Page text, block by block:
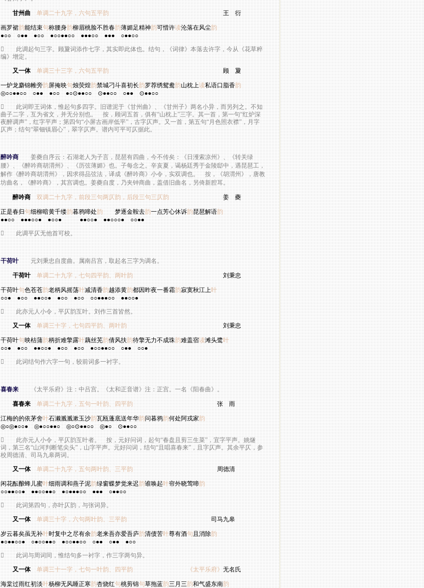
甘州曲 单调二十九字，六句五平韵王 衍
画罗裙韵能结束句称腰身韵柳眉桃脸不胜春韵薄媚足精神韵可惜许读沦落在风尘韵
●○○
○●● ●○○ ●○○●●○○ ●●●○○ ●●●
○●●○○
 此调起句三字。顾夐词添作七字，其实即此体也。结句，《词律》本落去许字，今从《花草粹
编》增定。
又一体
单调三十三字，六句五平韵顾 夐
一炉龙麝锦帷旁韵屏掩映句烛荧煌韵禁城刁斗喜初长韵罗荐绣鸳鸯韵山枕上读私语口脂香韵
◎○○●●○○
○●● ●○○ ●○⊙●●○○ ⊙●●○○ ○●●
⊙●●○○
 此词即王词体，惟起句多四字。旧谱泥于《甘州曲》、《甘州子》两名小异，而另列之。不知
曲子二字，互为省文，并无分别也。 按，顾词五首，俱有“山枕上”三字。其一首，第一句“红炉深
夜醉调声”，红字平声；第四句“小屏古画岸低平”，古字仄声。又一首，第五句“月色照衣襟”，月字
仄声；结句“翠钿镇眉心”，翠字仄声。谱内可平可仄据此。
醉吟商
姜夔自序云：石湖老人为子言，琵琶有四曲，今不传矣：《日濩索凉州》、《转关绿
腰》、《醉吟商胡渭州》、《历弦薄媚》也。子每念之。辛亥夏，谒杨廷秀于金陵邸中，遇琵琶工，
解作《醉吟商胡渭州》，因求得品弦法，译成《醉吟商》小令，实双调也。 按，《胡渭州》，唐教
坊曲名，《醉吟商》，其宫调也。姜夔自度，乃夹钟商曲，盖借旧曲名，另倚新腔耳。
醉吟商 双调二十九字，前段三句两仄韵，后段三句三仄韵姜 夔
正是春归句细柳暗黄千缕韵暮鸦啼处韵梦逐金鞍去韵一点芳心休诉韵琵琶解语韵
●●○○
●●●○○● ●○○● ●●○○● ●●○○○●
○○●●
 此调平仄无他首可校。
干荷叶 元刘秉忠自度曲。属南吕宫，取起名三字为调名。
干荷叶 单调二十九字，七句四平韵、两叶韵刘秉忠
干荷叶句色苍苍韵老柄风摇荡叶减清香韵越添黄韵都因昨夜一番霜韵寂寞秋江上叶
○○●
●○○ ●●○○● ●○○ ●○○ ○○●●●○○
●●○○●
 此亦元人小令，平仄韵互叶。刘作三首皆然。
又一体
单调三十字，七句四平韵、两叶韵刘秉忠
干荷叶句映枯蒲韵柄折难擎露叶藕丝芜韵倩风扶韵待擎无力不成珠韵难盖宿读滩头鹭叶
○○●
●○○ ●●○○● ●○○ ●○○ ●○○●●○○ ○●●
○○●
 此词结句作六字一句，较前词多一衬字。
喜春来 《太平乐府》注：中吕宫。《太和正音谱》注：正宫。一名《阳春曲》。
喜春来 单调二十九字，五句一叶韵、四平韵张 雨
江梅的的依茅舍叶石濑溅溅漱玉沙韵瓦瓯蓬底送年华韵问暮鸦韵何处阿戎家韵
◎○◎●○○●
◎●○○●●○ ◎○⊙●●○○ ◎●○
⊙●●○○
 此亦元人小令，平仄韵互叶者。 按，元好问词，起句“春盘且剪三生菜”，宜字平声。姚燧
词，第三名“山河判断笔尖头”，山字平声。元好问词，结句“且唱喜春来”，且字仄声。其余平仄，参
校周德清、司马九皋两词。
又一体
单调二十九字，五句两叶韵、三平韵周德清
闲花酝酿蜂儿蜜叶细雨调和燕子泥韵绿窗蝶梦觉来迟韵谁唤起叶帘外晓莺啼韵
○○●●○○●
●●○○●●○ ●○●●●○○ ●●●
○●●○○
 此词第四句，亦叶仄韵，与张词异。
又一体
单调三十字，六句两叶韵、三平韵司马九皋
岁云暮矣虽无补叶时复中之尽有余韵老来吾亦爱吾庐韵清债苦叶尊有酒句 且消除韵
●○●●○○●
○●○○●●○ ●○○●●○○ ○●● ○●●
●○○
 此词与周词同，惟结句多一衬字，作三字两句异。
又一体
单调三十一字，七句一叶韵、四平韵 《太平乐府》 无名氏
海棠过雨红初淡叶杨柳无风睡正寒韵杏烧红句桃剪锦句草拖蓝韵三月三韵和气盛东南韵